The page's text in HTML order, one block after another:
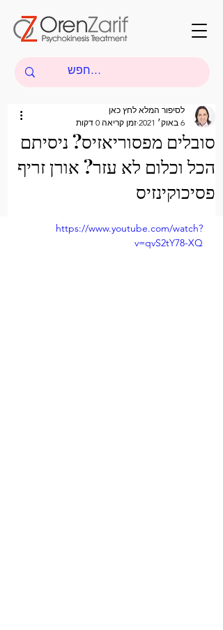
סובלים מפסוריאזיס? ניסיתם
הכל וכלום לא עזר? אורן זריף
פסיכוקינזיס
לסיפור המלא לחץ כאן
6 באוק׳ 2021
זמן קריאה 0 דקות
https://www.youtube.com/watch?
v=qvS2tY78-XQ